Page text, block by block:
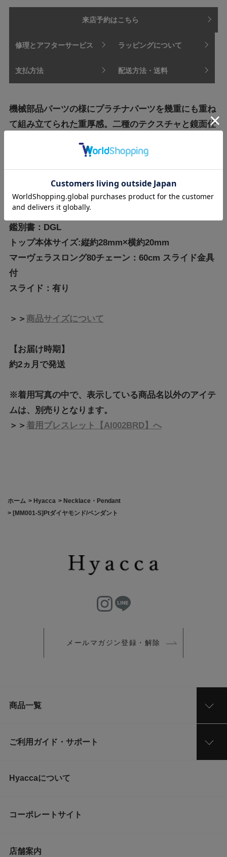
来店予約はこちら
修理とアフターサービス ラッピングについて
支払方法 配送方法・送料
機械部品パーツの様にプラチナパーツを幾重にも重ね
て組み立てられた重厚感。二種のテクスチャと鏡面仕
【商品情報】
素材:PT900/PT850/ダイヤモンド
鑑別書：DGL
トップ本体サイズ:縦約28mm×横約20mm
マーヴェラスロング80チェーン：60cm スライド金具
付
スライド：有り
＞＞ 商品サイズについて
【お届け時期】
約2ヵ月で発送
※着用写真の中で、表示している商品名以外のアイテ
ムは、別売りとなります。
＞＞着用ブレスレット【AI002BRD】へ
ホーム > Hyacca > Necklace・Pendant
> [MM001-S]Ptダイヤモンド/ペンダント
メールマガジン登録・解除
商品一覧
ご利用ガイド・サポート
Hyaccaについて
コーポレートサイト
店舗案内